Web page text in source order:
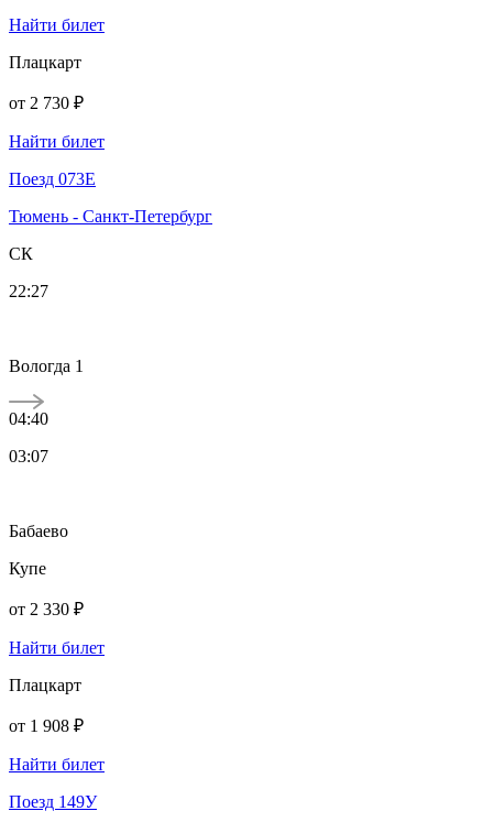
Найти билет
Плацкарт
от 2 730 ₽
Найти билет
Поезд 073Е
Тюмень - Санкт-Петербург
СК
22:27
Вологда 1
04:40
03:07
Бабаево
Купе
от 2 330 ₽
Найти билет
Плацкарт
от 1 908 ₽
Найти билет
Поезд 149У